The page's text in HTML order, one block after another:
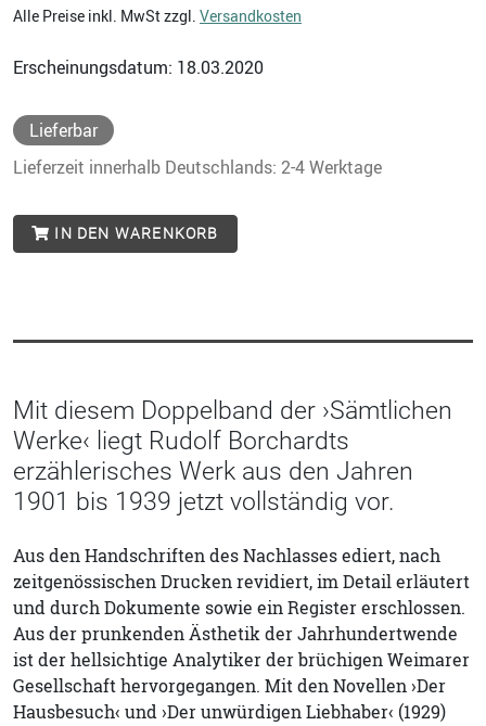
Alle Preise inkl. MwSt zzgl. Versandkosten
Erscheinungsdatum: 18.03.2020
Lieferbar
Lieferzeit innerhalb Deutschlands: 2-4 Werktage
IN DEN WARENKORB
Mit diesem Doppelband der ›Sämtlichen
Werke‹ liegt Rudolf Borchardts
erzählerisches Werk aus den Jahren
1901 bis 1939 jetzt vollständig vor.
Aus den Handschriften des Nachlasses ediert, nach
zeitgenössischen Drucken revidiert, im Detail erläutert
und durch Dokumente sowie ein Register erschlossen.
Aus der prunkenden Ästhetik der Jahrhundertwende
ist der hellsichtige Analytiker der brüchigen Weimarer
Gesellschaft hervorgegangen. Mit den Novellen ›Der
Hausbesuch‹ und ›Der unwürdigen Liebhaber‹ (1929)